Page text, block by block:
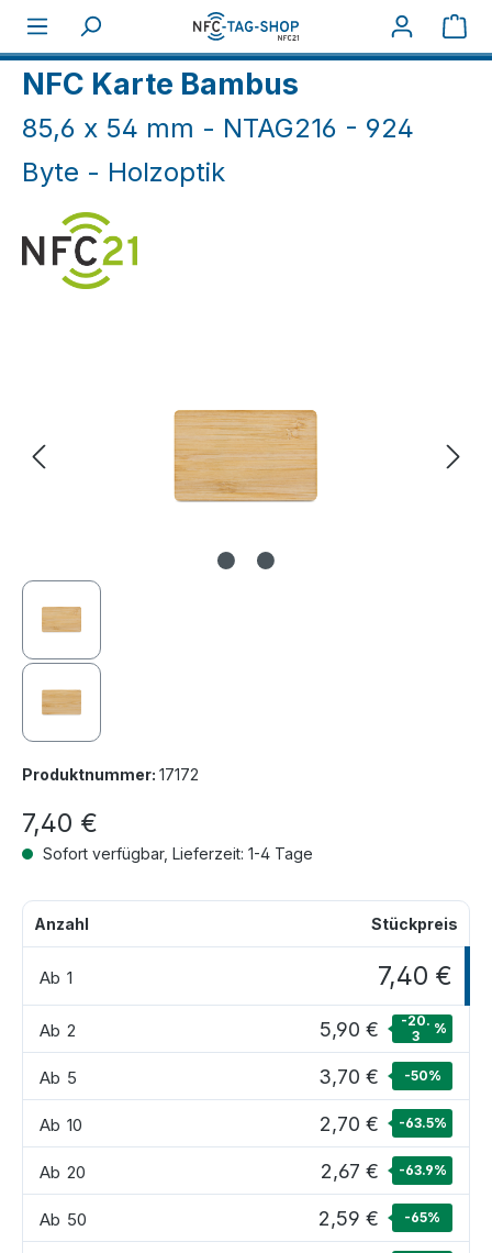
Zum Hauptinhalt springen
NFC Holz-/Metallkarten
NFC Karte Bambus
85,6 x 54 mm - NTAG216 - 924
Byte - Holzoptik
Produktnummer: 17172
7,40 €
Sofort verfügbar, Lieferzeit: 1-4 Tage
Anzahl Stückpreis
Ab 1 7,40 €
Ab 2 5,90 €
-20.
3
%
Ab 5 3,70 € -50%
Ab 10 2,70 € -63.5%
Ab 20 2,67 € -63.9%
Ab 50 2,59 € -65%